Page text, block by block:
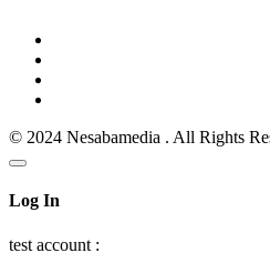
© 2024 Nesabamedia . All Rights
Log In
test account :